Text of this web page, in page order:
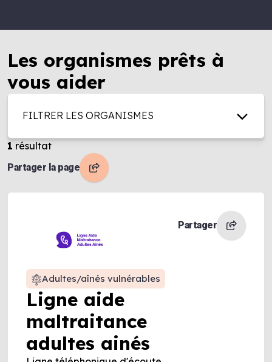
Les organismes prêts à
vous aider
FILTRER LES ORGANISMES
1 résultat
Partager la page
Ligne aide
maltraitance
adultes ainés
Partager
Adultes/aînés vulnérables